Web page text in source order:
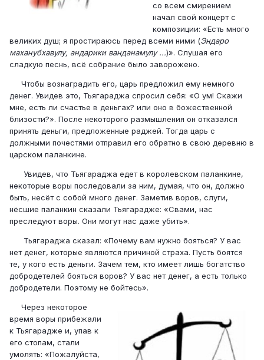
со всем смирением
начал свой концерт с
композиции: «Есть много
великих душ; я простираюсь перед всеми ними (Эндаро
маханубхавулу, андарики ванданамулу ...)». Слушая его
сладкую песнь, всё собрание было заворожено.
Чтобы вознаградить его, царь предложил ему немного
денег. Увидев это, Тьягараджа спросил себя: «О ум! Скажи
мне, есть ли счастье в деньгах? или оно в божественной
близости?». После некоторого размышления он отказался
принять деньги, предложенные раджей. Тогда царь с
должными почестями отправил его обратно в свою деревню в
царском паланкине.
Увидев, что Тьягараджа едет в королевском паланкине,
некоторые воры последовали за ним, думая, что он, должно
быть, несёт с собой много денег. Заметив воров, слуги,
нёсшие паланкин сказали Тьягарадже: «Свами, нас
преследуют воры. Они могут нас даже убить».
Тьягараджа сказал: «Почему вам нужно бояться? У вас
нет денег, которые являются причиной страха. Пусть боятся
те, у кого есть деньги. Зачем тем, кто имеет лишь богатство
добродетелей бояться воров? У вас нет денег, а есть только
добродетели. Поэтому не бойтесь».
Через некоторое
время воры прибежали
к Тьягарадже и, упав к
его стопам, стали
умолять: «Пожалуйста,